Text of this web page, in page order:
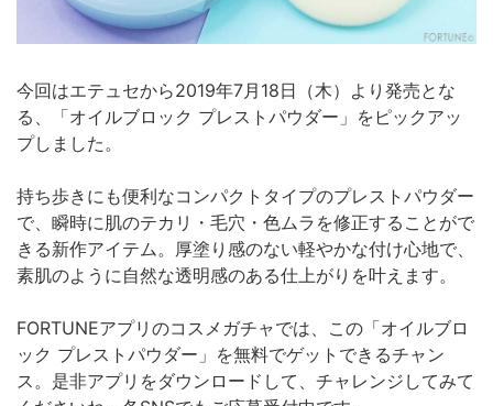
今回はエテュセから2019年7月18日（木）より発売とな
る、「オイルブロック プレストパウダー」をピックアッ
プしました。
持ち歩きにも便利なコンパクトタイプのプレストパウダー
で、瞬時に肌のテカリ・毛穴・色ムラを修正することがで
きる新作アイテム。厚塗り感のない軽やかな付け心地で、
素肌のように自然な透明感のある仕上がりを叶えます。
FORTUNEアプリのコスメガチャでは、この「オイルブロ
ック プレストパウダー」を無料でゲットできるチャン
ス。是非アプリをダウンロードして、チャレンジしてみて